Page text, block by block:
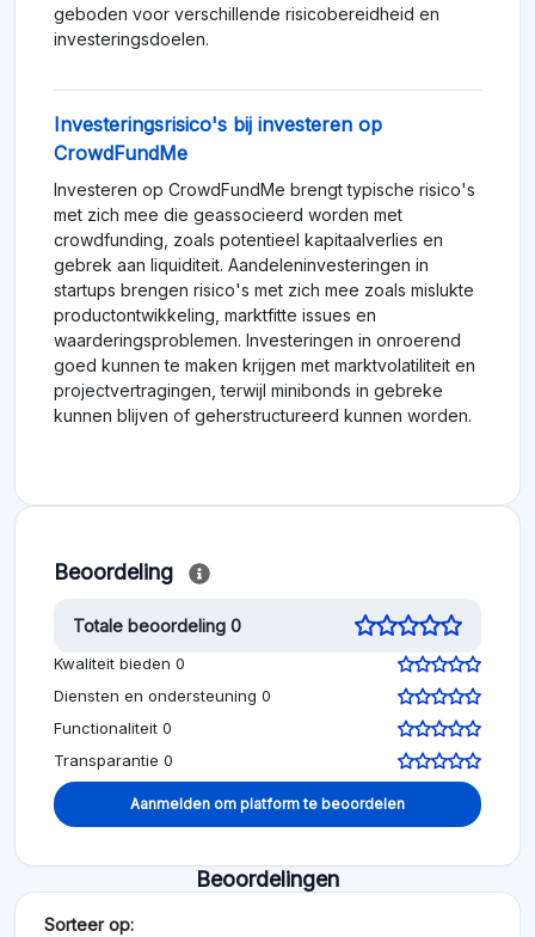
geboden voor verschillende risicobereidheid en
investeringsdoelen.
Investeringsrisico's bij investeren op
CrowdFundMe
Investeren op CrowdFundMe brengt typische risico's
met zich mee die geassocieerd worden met
crowdfunding, zoals potentieel kapitaalverlies en
gebrek aan liquiditeit. Aandeleninvesteringen in
startups brengen risico's met zich mee zoals mislukte
productontwikkeling, marktfitte issues en
waarderingsproblemen. Investeringen in onroerend
goed kunnen te maken krijgen met marktvolatiliteit en
projectvertragingen, terwijl minibonds in gebreke
kunnen blijven of geherstructureerd kunnen worden.
Beoordeling
Totale beoordeling 0
Kwaliteit bieden 0
Diensten en ondersteuning 0
Functionaliteit 0
Transparantie 0
Aanmelden om platform te beoordelen
Beoordelingen
Sorteer op: